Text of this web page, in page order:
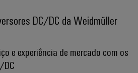
Inovações de
produtos
seu setor.
DC/DC da Weidmüller
e experiência de mercado com os
DC